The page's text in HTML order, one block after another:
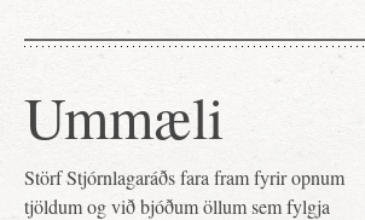
Ummæli
Störf Stjórnlagaráðs fara fram fyrir opnum
tjöldum og við bjóðum öllum sem fylgja